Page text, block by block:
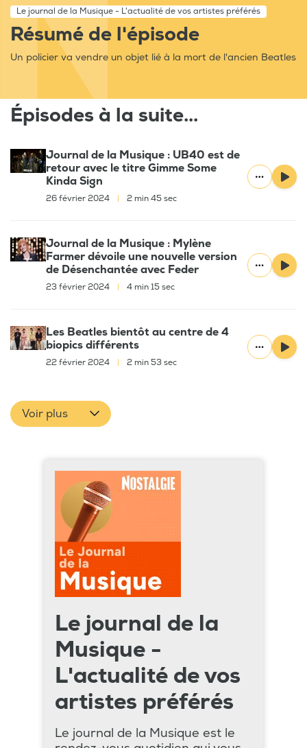
Le journal de la Musique - L'actualité de vos artistes préférés
Résumé de l'épisode
Un policier va vendre un objet lié à la mort de l'ancien Beatles
Épisodes à la suite...
Journal de la Musique : UB40 est de
retour avec le titre Gimme Some
Kinda Sign
26 février 2024 2 min 45 sec
Journal de la Musique : Mylène
Farmer dévoile une nouvelle version
de Désenchantée avec Feder
23 février 2024 4 min 15 sec
Les Beatles bientôt au centre de 4
biopics différents
22 février 2024 2 min 53 sec
Voir plus
Le journal de la
Musique -
L'actualité de vos
artistes préférés
Le journal de la Musique est le